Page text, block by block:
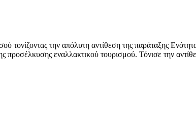
την απόλυτη αντίθεση της παράταξης
προσέλκυσης εναλλακτικού τουρισμού. Τόνισε την
ντόπιων καλλιτεχνών. -